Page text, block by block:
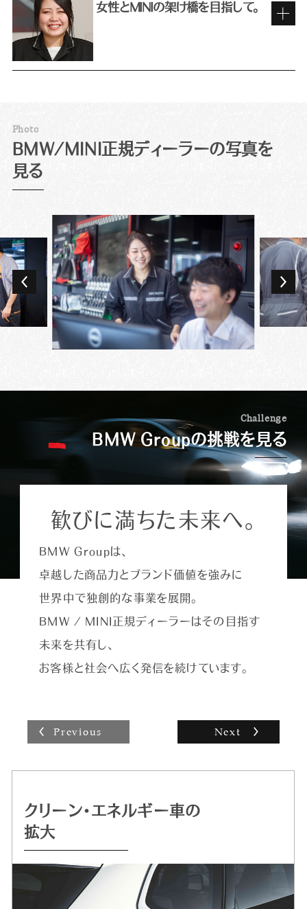
ト」と呼ばれる業務がディーラーにあることを知
りませんでした。漠然と販売職のイメージを持っ
て応募したものの、面接で詳しく話を聞いて、お
客様の修理・点検の依頼に対応し、テクニシャン
（整備士）との間に立つサービス・アドバイザー
対応件数は日によってまちまちですが、週末には
10組近いお客様をご案内することも。点検・整備
で来店されたお客様の車のお預かりから返却ま
るため、「車が好きで、人が好き」という人には非
常におもしろい環境だと思います。
とえば仕事帰りにコンビニに立ち寄ったときも、
常にBMWのブランド・イメージを崩さないよう
ビスが必要です。言葉遣いや立ち居振る舞いで
もお手本のようなお客様がたくさんいらっしゃい
ますので、日々勉強させていただいています。た
だし、誰にでも同じ対応が良いとは限りません。
ブランドといっても、人対人のお仕事です。フラ
ンクな対応を好むお客様には、節度は保ちつつ柔
らかく接するなど、お客様に合わせた接遇を意識
しています。お孫さんが好きなエンブレムのグッ
ズをお渡ししたら顔を覚えてくださって、「髪切っ
11年間、BMW Group正規ディーラーでテクニ
シャンを務め、3年前に「お客様に直接関わる仕事
ーに転向しました。整備士からの転職者は多い職
種ながら、当初はやはり感覚の違いが大きかった
ですね。目の前にある車に全力を注ぐテクニシャ
ンとは異なり、サービス・アドバイザーに必要な
のは店舗全体の動きを捉えていく目です。作業
場の混み状況を見ながら入庫スケジュールを組
み立てたり、同時進行している複数の案件を把握
して、お客様に連絡を取ったりといったことが欠
かせません。
り方や電話対応の基本など、ロールプレイング
を中心にした実践的なプログラムを受講するこ
とで、安心して新たなスタートが切れたと思いま
前職での販売員としての経験を活かして
大好きなMINIのディーラーで働きたい！と以前
から転職先を探していて、求人を見つけて迷わず
申し込んだのが現在の職場です。点検・車検など
の入庫受付や予約調整、サービス部門での電話
対応を担当しています。
点検や車検では基本的な項目は決まっているも
せていただくお客様であっても、整備履歴などを
あらかじめ確認しておき、「前に修理されたこの
部分は、その後いかがですか？」など会話を広げ
ていきます。1対1の接客でどうアプローチし、お
客様との距離を縮めていくかは、前職での販売
ィコーティングなど、その時々の店舗での注力ポ
ます。
女性とMINIの架け橋を目指して。
MINIを求める女性客の頼れる存在に。
性のベテランスタッフよりも、私のほうが気軽に
相談できるとおっしゃる方もたくさんいます。女性
のお客様にご説明する際には、女性でなければ
気づかないこともあると思うので、MINIのサー
ビス・アドバイザーとして女性であることはむし
カート・フィーリングにはまっていて、MINIが大好
「何色がいいと思う？」といったご相談には自分の
クルマのように楽しくお話させていただいていま
事故や故障の際に「どうしたらいいかわからな
い」とお困りのお電話をいただくこともあり、ロー
方法をご提案し、安心していただけるとうれしい
ですね。お客様にとってベストなご提案をして歓
Photo
BMW/MINI正規ディーラーの写真を
見る
Challenge
BMW Groupの挑戦を見る
歓びに満ちた未来へ。
BMW Groupは、
卓越した商品力とブランド価値を強みに
世界中で独創的な事業を展開。
BMW / MINI正規ディーラーはその目指す
未来を共有し、
お客様と社会へ広く発信を続けています。
クリーン・エネルギー車の
拡大
持続可能な
クルマづくりを追求
自動運転 /
デジタル・サービスの革新
ドライビング・プレジャー
へのこだわり
Previous Next